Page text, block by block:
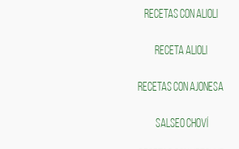
RECETAS CON ALIOLI
RECETA ALIOLI
RECETAS CON AJONESA
SALSEO CHOVÍ